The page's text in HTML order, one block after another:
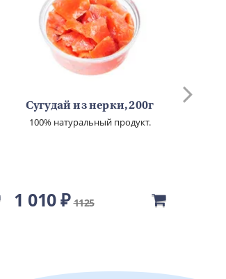
Сугудай из нерки, 200г
100% натуральный продукт.
1 010 ₽ 1125